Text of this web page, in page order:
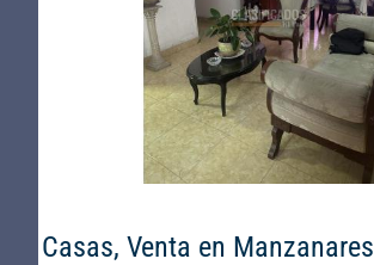
Casas, Venta en Manzanares